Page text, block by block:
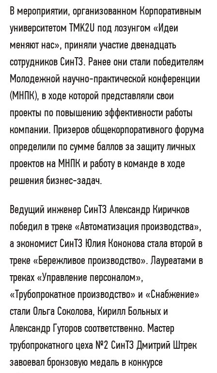
В мероприятии, организованном Корпоративным
университетом TMK2U под лозунгом «Идеи
меняют нас», приняли участие двенадцать
сотрудников СинТЗ. Ранее они стали победителям
Молодежной научно-практической конференции
(МНПК), в ходе которой представляли свои
проекты по повышению эффективности работы
компании. Призеров общекорпоративного форума
определили по сумме баллов за защиту личных
проектов на МНПК и работу в команде в ходе
решения бизнес-задач.
Ведущий инженер СинТЗ Александр Киричков
победил в треке «Автоматизация производства»,
а экономист СинТЗ Юлия Кононова стала второй в
треке «Бережливое производство». Лауреатами в
треках «Управление персоналом»,
«Трубопрокатное производство» и «Снабжение»
стали Ольга Соколова, Кирилл Больных и
Александр Гуторов соответственно. Мастер
трубопрокатного цеха №2 СинТЗ Дмитрий Штрек
завоевал бронзовую медаль в конкурсе